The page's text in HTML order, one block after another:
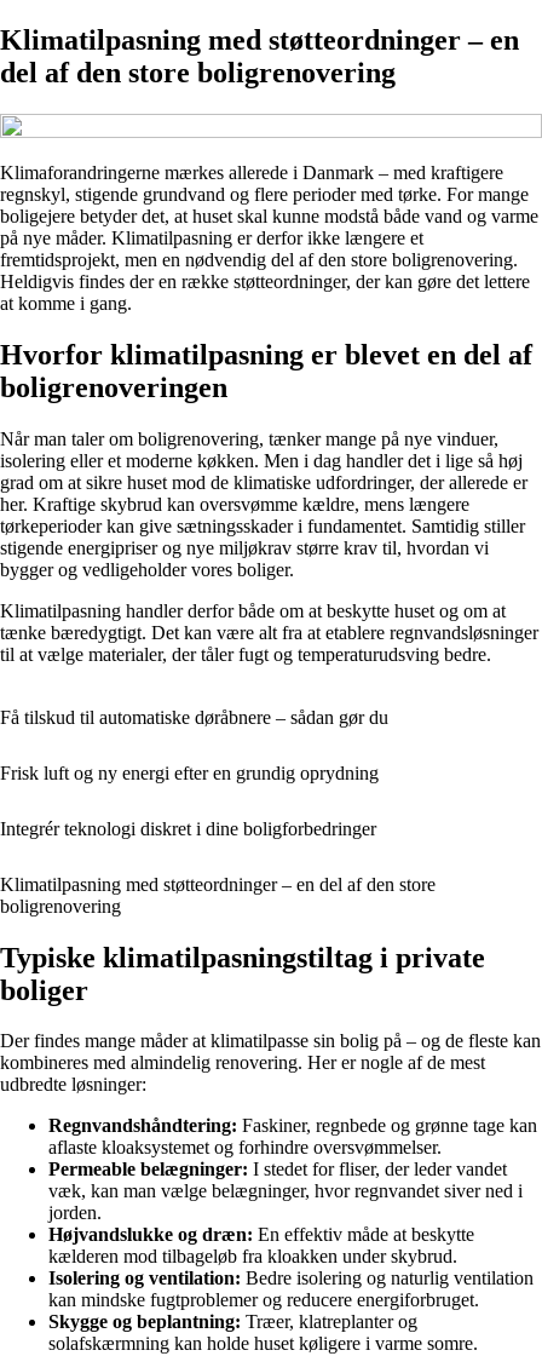
Klimatilpasning med støtteordninger – en
del af den store boligrenovering
Klimaforandringerne mærkes allerede i Danmark – med kraftigere
regnskyl, stigende grundvand og flere perioder med tørke. For mange
boligejere betyder det, at huset skal kunne modstå både vand og varme
på nye måder. Klimatilpasning er derfor ikke længere et
fremtidsprojekt, men en nødvendig del af den store boligrenovering.
Heldigvis findes der en række støtteordninger, der kan gøre det lettere
at komme i gang.
Hvorfor klimatilpasning er blevet en del af
boligrenoveringen
Når man taler om boligrenovering, tænker mange på nye vinduer,
isolering eller et moderne køkken. Men i dag handler det i lige så høj
grad om at sikre huset mod de klimatiske udfordringer, der allerede er
her. Kraftige skybrud kan oversvømme kældre, mens længere
tørkeperioder kan give sætningsskader i fundamentet. Samtidig stiller
stigende energipriser og nye miljøkrav større krav til, hvordan vi
bygger og vedligeholder vores boliger.
Klimatilpasning handler derfor både om at beskytte huset og om at
tænke bæredygtigt. Det kan være alt fra at etablere regnvandsløsninger
til at vælge materialer, der tåler fugt og temperaturudsving bedre.
Få tilskud til automatiske døråbnere – sådan gør du
Frisk luft og ny energi efter en grundig oprydning
Integrér teknologi diskret i dine boligforbedringer
Klimatilpasning med støtteordninger – en del af den store
boligrenovering
Typiske klimatilpasningstiltag i private
boliger
Der findes mange måder at klimatilpasse sin bolig på – og de fleste kan
kombineres med almindelig renovering. Her er nogle af de mest
udbredte løsninger:
Regnvandshåndtering: Faskiner, regnbede og grønne tage kan
aflaste kloaksystemet og forhindre oversvømmelser.
Permeable belægninger: I stedet for fliser, der leder vandet
væk, kan man vælge belægninger, hvor regnvandet siver ned i
jorden.
Højvandslukke og dræn: En effektiv måde at beskytte
kælderen mod tilbageløb fra kloakken under skybrud.
Isolering og ventilation: Bedre isolering og naturlig ventilation
kan mindske fugtproblemer og reducere energiforbruget.
Skygge og beplantning: Træer, klatreplanter og
solafskærmning kan holde huset køligere i varme somre.